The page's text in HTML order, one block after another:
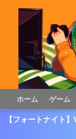
ホーム ゲーム
【フォートナイト